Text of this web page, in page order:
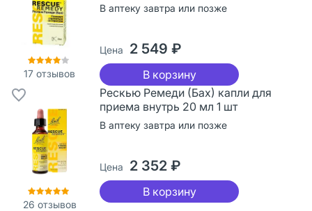
17 отзывов
В аптеку завтра или позже
Цена 2 549 ₽
В корзину
26 отзывов
Рескью Ремеди (Бах) капли для
приема внутрь 20 мл 1 шт
В аптеку завтра или позже
Цена 2 352 ₽
В корзину